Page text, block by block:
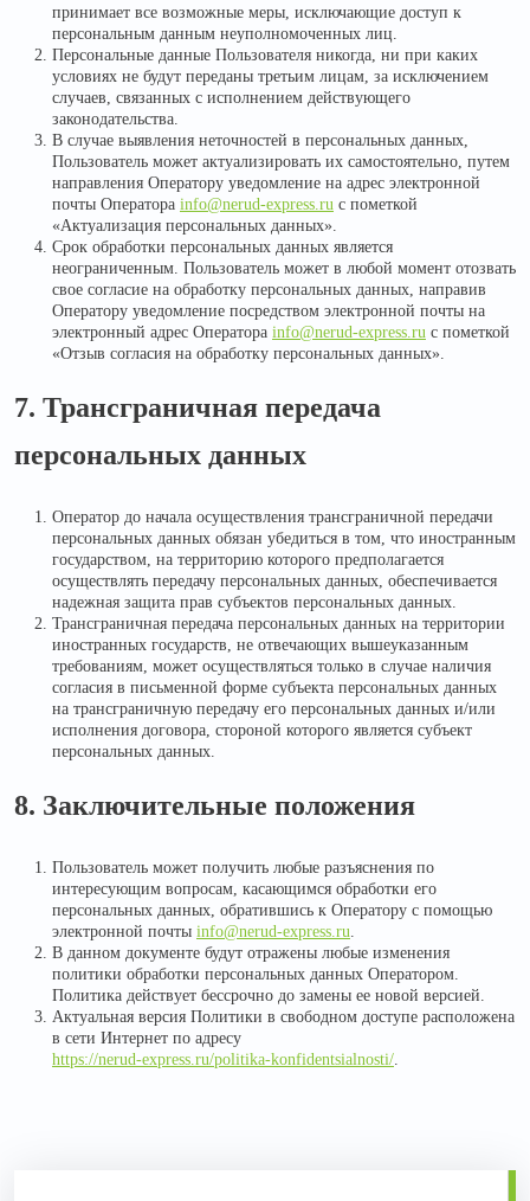
принимает все возможные меры, исключающие доступ к
персональным данным неуполномоченных лиц.
Персональные данные Пользователя никогда, ни при каких
условиях не будут переданы третьим лицам, за исключением
случаев, связанных с исполнением действующего
законодательства.
В случае выявления неточностей в персональных данных,
Пользователь может актуализировать их самостоятельно, путем
направления Оператору уведомление на адрес электронной
почты Оператора info@nerud-express.ru с пометкой
«Актуализация персональных данных».
Срок обработки персональных данных является
неограниченным. Пользователь может в любой момент отозвать
свое согласие на обработку персональных данных, направив
Оператору уведомление посредством электронной почты на
электронный адрес Оператора info@nerud-express.ru с пометкой
«Отзыв согласия на обработку персональных данных».
7. Трансграничная передача
персональных данных
Оператор до начала осуществления трансграничной передачи
персональных данных обязан убедиться в том, что иностранным
государством, на территорию которого предполагается
осуществлять передачу персональных данных, обеспечивается
надежная защита прав субъектов персональных данных.
Трансграничная передача персональных данных на территории
иностранных государств, не отвечающих вышеуказанным
требованиям, может осуществляться только в случае наличия
согласия в письменной форме субъекта персональных данных
на трансграничную передачу его персональных данных и/или
исполнения договора, стороной которого является субъект
персональных данных.
8. Заключительные положения
Пользователь может получить любые разъяснения по
интересующим вопросам, касающимся обработки его
персональных данных, обратившись к Оператору с помощью
электронной почты info@nerud-express.ru
В данном документе будут отражены любые изменения
политики обработки персональных данных Оператором.
Политика действует бессрочно до замены ее новой версией.
Актуальная версия Политики в свободном доступе расположена
в сети Интернет по адресу
https://nerud-express.ru/politika-konfidentsialnosti/